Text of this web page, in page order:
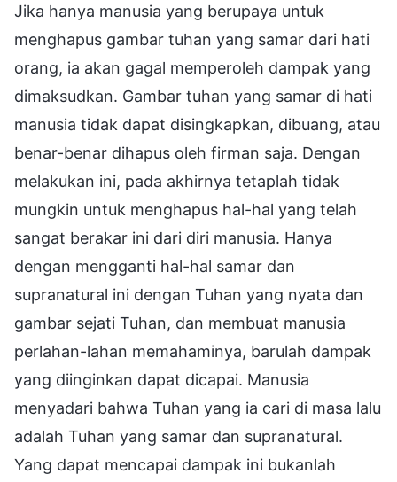
Jika hanya manusia yang berupaya untuk
menghapus gambar tuhan yang samar dari hati
orang, ia akan gagal memperoleh dampak yang
dimaksudkan. Gambar tuhan yang samar di hati
manusia tidak dapat disingkapkan, dibuang, atau
benar-benar dihapus oleh firman saja. Dengan
melakukan ini, pada akhirnya tetaplah tidak
mungkin untuk menghapus hal-hal yang telah
sangat berakar ini dari diri manusia. Hanya
dengan mengganti hal-hal samar dan
supranatural ini dengan Tuhan yang nyata dan
gambar sejati Tuhan, dan membuat manusia
perlahan-lahan memahaminya, barulah dampak
yang diinginkan dapat dicapai. Manusia
menyadari bahwa Tuhan yang ia cari di masa lalu
adalah Tuhan yang samar dan supranatural.
Yang dapat mencapai dampak ini bukanlah